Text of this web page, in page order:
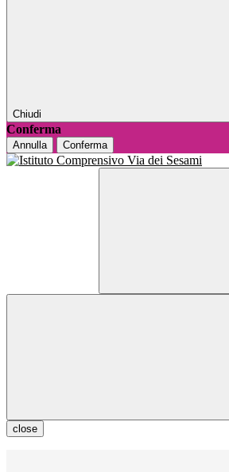
Chiudi
Conferma
Annulla Conferma
close